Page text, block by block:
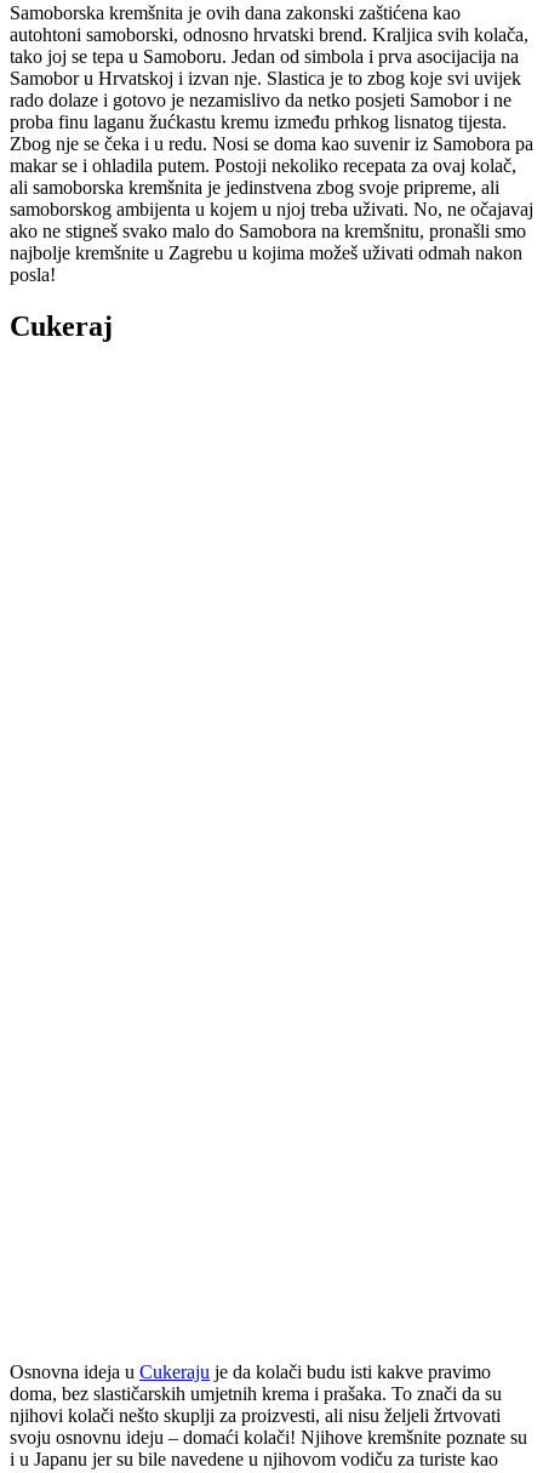
Samoborska kremšnita je ovih dana zakonski zaštićena kao
autohtoni samoborski, odnosno hrvatski brend. Kraljica svih kolača,
tako joj se tepa u Samoboru. Jedan od simbola i prva asocijacija na
Samobor u Hrvatskoj i izvan nje. Slastica je to zbog koje svi uvijek
rado dolaze i gotovo je nezamislivo da netko posjeti Samobor i ne
proba finu laganu žućkastu kremu između prhkog lisnatog tijesta.
Zbog nje se čeka i u redu. Nosi se doma kao suvenir iz Samobora pa
makar se i ohladila putem. Postoji nekoliko recepata za ovaj kolač,
ali samoborska kremšnita je jedinstvena zbog svoje pripreme, ali
samoborskog ambijenta u kojem u njoj treba uživati. No, ne očajavaj
ako ne stigneš svako malo do Samobora na kremšnitu, pronašli smo
najbolje kremšnite u Zagrebu u kojima možeš uživati odmah nakon
posla!
Cukeraj
Osnovna ideja u Cukeraju je da kolači budu isti kakve pravimo
doma, bez slastičarskih umjetnih krema i prašaka. To znači da su
njihovi kolači nešto skuplji za proizvesti, ali nisu željeli žrtvovati
svoju osnovnu ideju – domaći kolači! Njihove kremšnite poznate su
i u Japanu jer su bile navedene u njihovom vodiču za turiste kao